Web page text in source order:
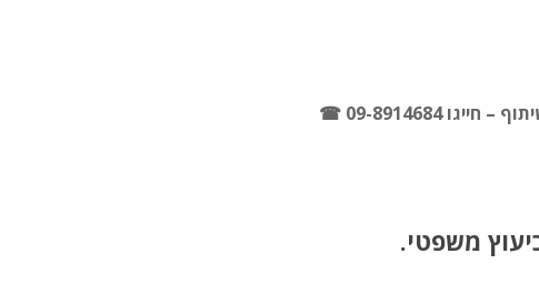
– חייגו 09-8914684 ☎
משפטי.